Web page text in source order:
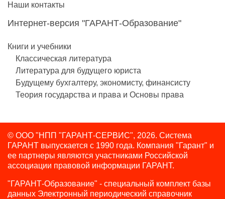
Наши контакты
Интернет-версия "ГАРАНТ-Образование"
Книги и учебники
Классическая литература
Литература для будущего юриста
Будущему бухгалтеру, экономисту, финансисту
Теория государства и права и Основы права
© ООО "НПП "ГАРАНТ-СЕРВИС", 2026. Система
ГАРАНТ выпускается с 1990 года. Компания "Гарант" и
ее партнеры являются участниками Российской
ассоциации правовой информации ГАРАНТ.
"ГАРАНТ-Образование" - специальный комплект базы
данных Электронный периодический справочник